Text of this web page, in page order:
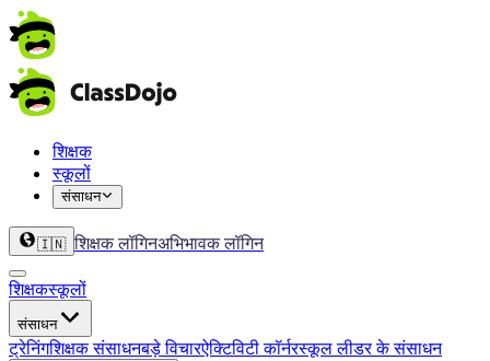
शिक्षक
स्कूलों
संसाधन
🇮🇳 शिक्षक लॉगिनअभिभावक लॉगिन
शिक्षकस्कूलों
संसाधन
ट्रेनिंगशिक्षक संसाधनबड़े विचारऐक्टिविटी कॉर्नरस्कूल लीडर के संसाधन